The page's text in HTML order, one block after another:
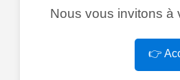
Nous vous invitons à
👉